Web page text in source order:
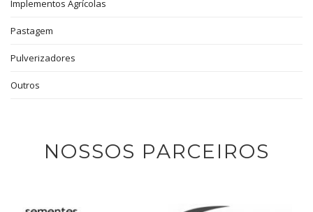
Implementos Agrícolas
Pastagem
Pulverizadores
Outros
NOSSOS PARCEIROS